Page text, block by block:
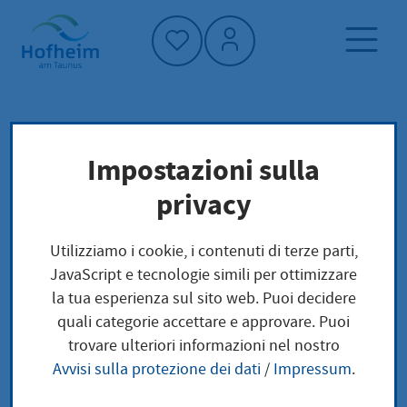
Home"
Pagina iniziale
Trova servizi
Struttura amministrativa
Presse, Öffentlichkeitsarbeit und Tourismus
Presse,
Öffentlichkeitsarbeit
und Tourismus
Impostazioni sulla
privacy
Utilizziamo i cookie, i contenuti di terze parti,
JavaScript e tecnologie simili per ottimizzare
la tua esperienza sul sito web. Puoi decidere
quali categorie accettare e approvare. Puoi
trovare ulteriori informazioni nel nostro
Avvisi sulla protezione dei dati/ Impressum.